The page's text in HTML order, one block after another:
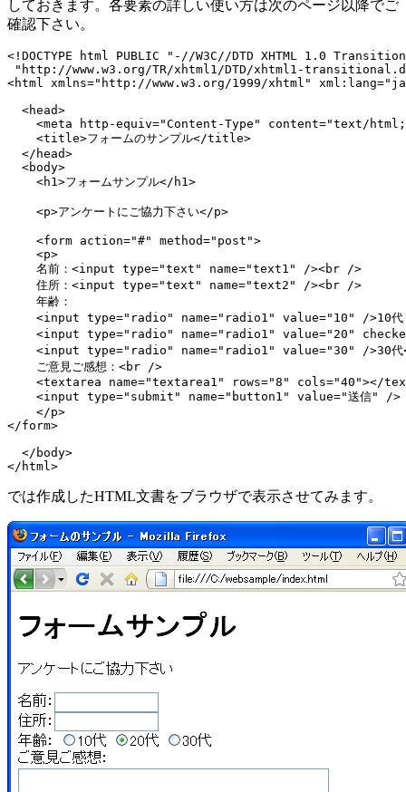
しておきます。各要素の詳しい使い方は次のページ以降でご
確認下さい。
<!DOCTYPE html PUBLIC "-//W3C//DTD XHTML 1.0
"http://www.w3.org/TR/xhtml1/DTD/xhtml1-
<html xmlns="http://www.w3.org/1999/xhtml"
  <head>
<meta http-equiv="Content-Type" content="text/
    <title>フォームのサンプル</title>
  </head>
  <body>
    <h1>フォームサンプル</h1>
    <p>アンケートにご協力下さい</p>
    <form action="#" method="post">
    <p>
    名前：<input type="text" name="text1" /><br />
    住所：<input type="text" name="text2" /><br />
    年齢：
    <input type="radio" name="radio1" value="10" />10代
<input type="radio" name="radio1" value="20"
<input type="radio" name="radio1" value="30" />30
    ご意見ご感想：<br />
<textarea name="textarea1" rows="8" cols="40"></
    <input type="submit" name="button1" value="送信" />
    </p>
</form>
  </body>
では作成したHTML文書をブラウザで表示させてみます。